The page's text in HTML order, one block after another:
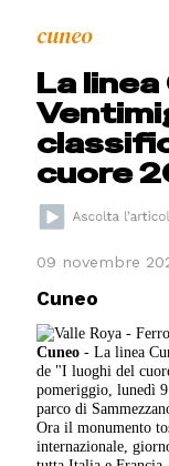
cuneo
La
cuore
09 novembre
Cuneo
Cuneo - La linea
de "I luoghi del
pomeriggio, lunedì 9
parco di
Ora il monumento
internazionale,